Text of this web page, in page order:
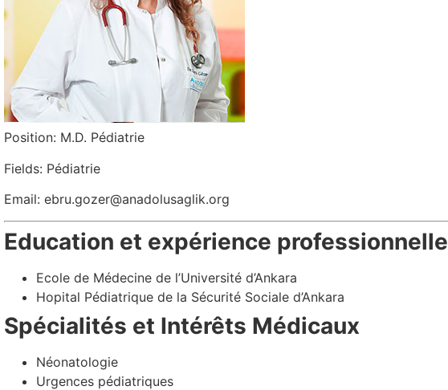
Position: M.D. Pédiatrie
Fields: Pédiatrie
Email: ebru.gozer@anadolusaglik.org
Education et expérience professionnelle
Ecole de Médecine de l’Université d’Ankara
Hopital Pédiatrique de la Sécurité Sociale d’Ankara
Spécialités et Intérêts Médicaux
Néonatologie
Urgences pédiatriques